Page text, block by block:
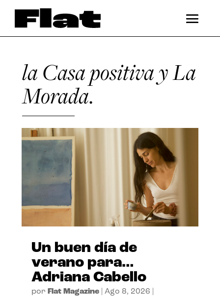
la Casa positiva y La
Morada.
Un buen día de
verano para…
Adriana Cabello
por Flat Magazine| Ago 8, 2026